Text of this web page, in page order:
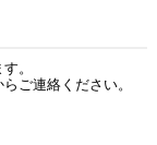
。
らご連絡ください。